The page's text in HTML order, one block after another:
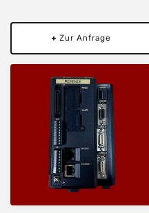
+ Zur Anfrage